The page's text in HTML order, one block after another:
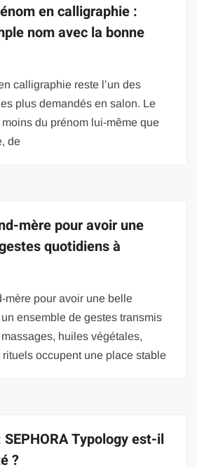
en calligraphie :
nom avec la bonne
calligraphie reste l’un des
plus demandés en salon. Le
du prénom lui-même que
de
mère pour avoir une
quotidiens à
mère pour avoir une belle
ensemble de gestes transmis
huiles végétales,
occupent une place stable
Typology est-il
?